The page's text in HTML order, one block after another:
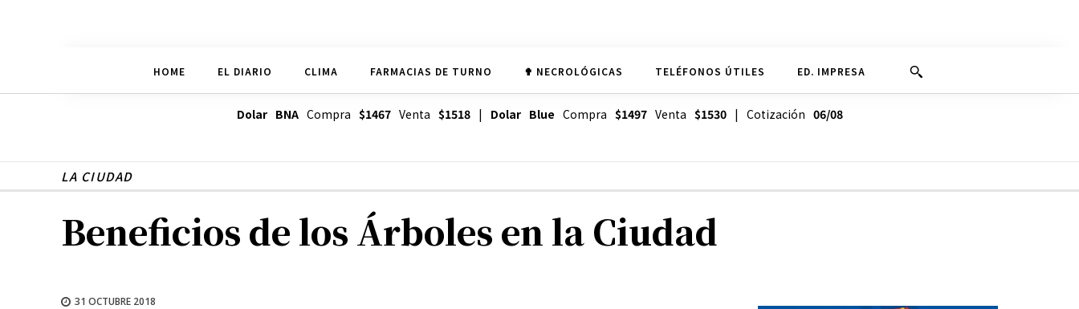
HOME EL DIARIO CLIMA FARMACIAS DE TURNO ✟ NECROLÓGICAS TELÉFONOS ÚTILES ED. IMPRESA
Dolar BNACompra $1467Venta $1518| Dolar Blue Compra $1497Venta $1530| Cotización 06/08
LA CIUDAD
Beneficios de los Árboles en la Ciudad
31 OCTUBRE 2018